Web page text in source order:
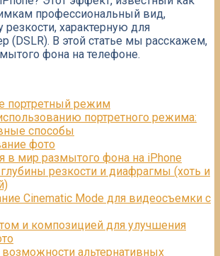
профессиональный вид,
резкости, характерную для
(DSLR). В этой статье мы расскажем,
фона на телефоне.
портретный режим
портретного режима:
способы
фото
в мир размытого фона на iPhone
резкости и диафрагмы (хоть и
Cinematic Mode для видеосъемки с
и композицией для улучшения
возможности альтернативных